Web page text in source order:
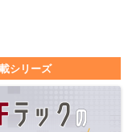
シリーズ